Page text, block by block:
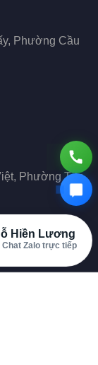
Phường Cầu
Phường Tân
Hiền Lương
Chat Zalo trực tiếp